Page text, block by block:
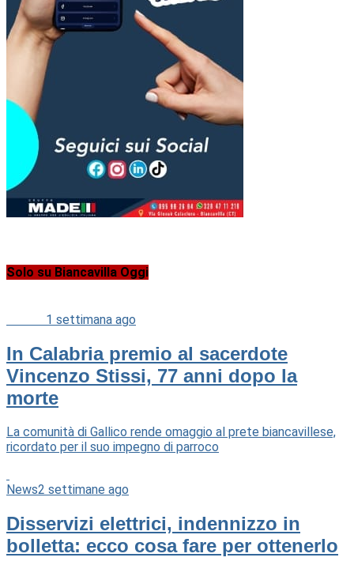
Solo su Biancavilla Oggi
1 settimana ago
In Calabria premio al sacerdote
Vincenzo Stissi, 77 anni dopo la
morte
La comunità di Gallico rende omaggio al prete biancavillese,
ricordato per il suo impegno di parroco
News2 settimane ago
Disservizi elettrici, indennizzo in
bolletta: ecco cosa fare per ottenerlo